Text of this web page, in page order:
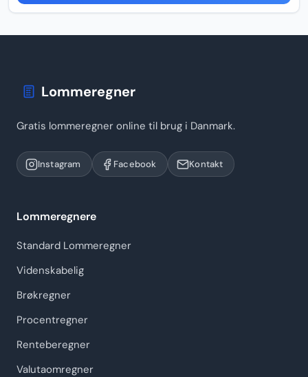
Lommeregner
Gratis lommeregner online til brug i Danmark.
Instagram Facebook Kontakt
Lommeregnere
Standard Lommeregner
Videnskabelig
Brøkregner
Procentregner
Renteberegner
Valutaomregner